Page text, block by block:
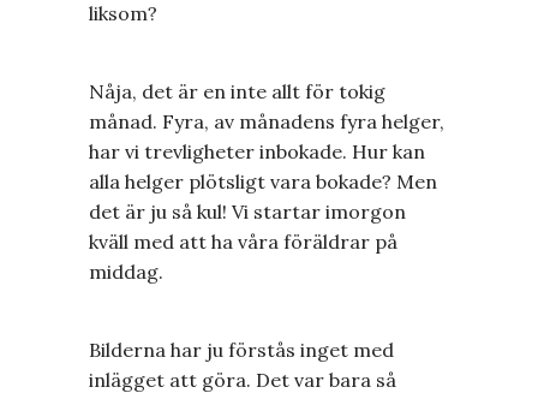
liksom?
Nåja, det är en inte allt för tokig
månad. Fyra, av månadens fyra helger,
har vi trevligheter inbokade. Hur kan
alla helger plötsligt vara bokade? Men
det är ju så kul! Vi startar imorgon
kväll med att ha våra föräldrar på
middag.
Bilderna har ju förstås inget med
inlägget att göra. Det var bara så